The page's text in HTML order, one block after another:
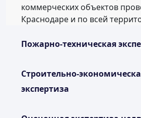
коммерческих объектов
Краснодаре и по всей
Пожарно-техническая
Строительно-
экспертиза